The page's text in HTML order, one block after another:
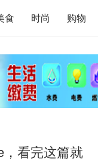
食 时尚 购物
看完这篇就